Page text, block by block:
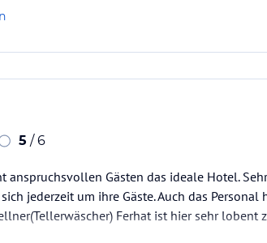
5 / 6
anspruchsvollen Gästen das ideale Hotel.
jederzeit um ihre Gäste. Auch das
Ferhat ist hier sehr lobent